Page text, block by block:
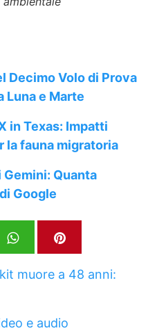
Decimo Volo di Prova
Luna e Marte
in Texas: Impatti
la fauna migratoria
Quanta
Google
muore a 48 anni:
e audio